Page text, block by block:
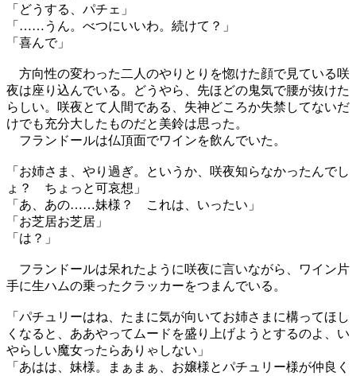
「どうする、パチェ」
「……うん。べつにいいわ。続けて？」
「喜んで」
方向性の変わった二人のやりとりを惚けた顔で見ている咲
夜は座り込んでいる。どうやら、先ほどの鬼気で腰が抜けた
らしい。咲夜とて人間である、失神どころか失禁してないだ
けでも充分大したものだと美鈴は思った。
フランドールは仏頂面でワインを飲んでいた。
「お姉さま、やり過ぎ。というか、咲夜知らなかったんでし
ょ？ ちょっと可哀想」
「あ、あの……妹様？ これは、いったい」
「お芝居お芝居」
「は？」
フランドールは呆れたように咲夜に言いながら、ワイン片
手に生ハムの乗ったクラッカーをつまんでいる。
「パチュリーはね、たまに気が向いてお姉さまに構ってほし
くなると、ああやってムードを盛り上げようとするのよ、い
やらしい魔女ったらありゃしない」
「あはは、妹様。まぁまぁ、お嬢様とパチュリー様が仲良く